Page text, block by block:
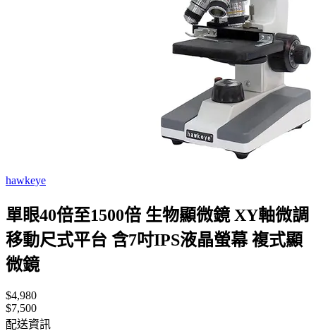
hawkeye
單眼40倍至1500倍 生物顯微鏡 XY軸微調
移動尺式平台 含7吋IPS液晶螢幕 複式顯
微鏡
$4,980
$7,500
配送資訊